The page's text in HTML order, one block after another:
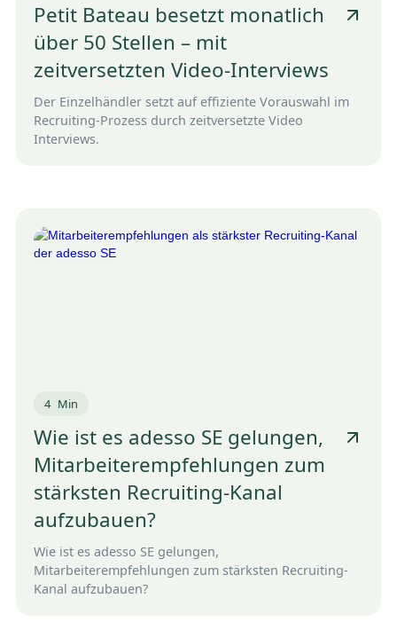
Petit Bateau besetzt monatlich
über 50 Stellen – mit
zeitversetzten Video-Interviews
Der Einzelhändler setzt auf effiziente Vorauswahl im
Recruiting-Prozess durch zeitversetzte Video
Interviews.
4 Min
Wie ist es adesso SE gelungen,
Mitarbeiterempfehlungen zum
stärksten Recruiting-Kanal
aufzubauen?
Wie ist es adesso SE gelungen,
Mitarbeiterempfehlungen zum stärksten Recruiting-
Kanal aufzubauen?